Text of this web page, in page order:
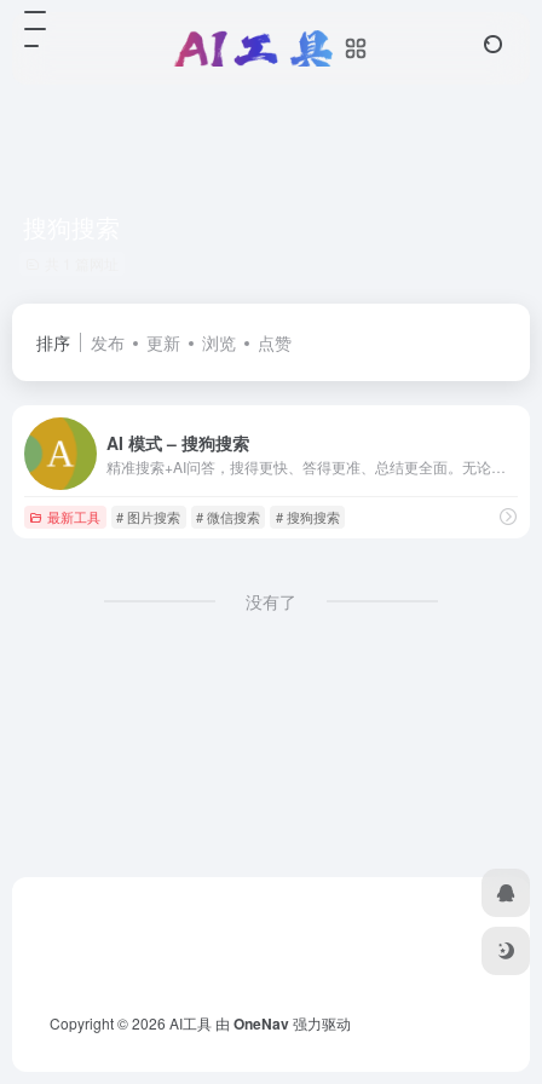
排序 发布 更新 浏览 点赞
AI 模式 – 搜狗搜索
最新工具 # 图片搜索 # 微信搜索 # 搜狗搜索
没有了
Copyright © 2026 AI工具 由 OneNav强力驱动